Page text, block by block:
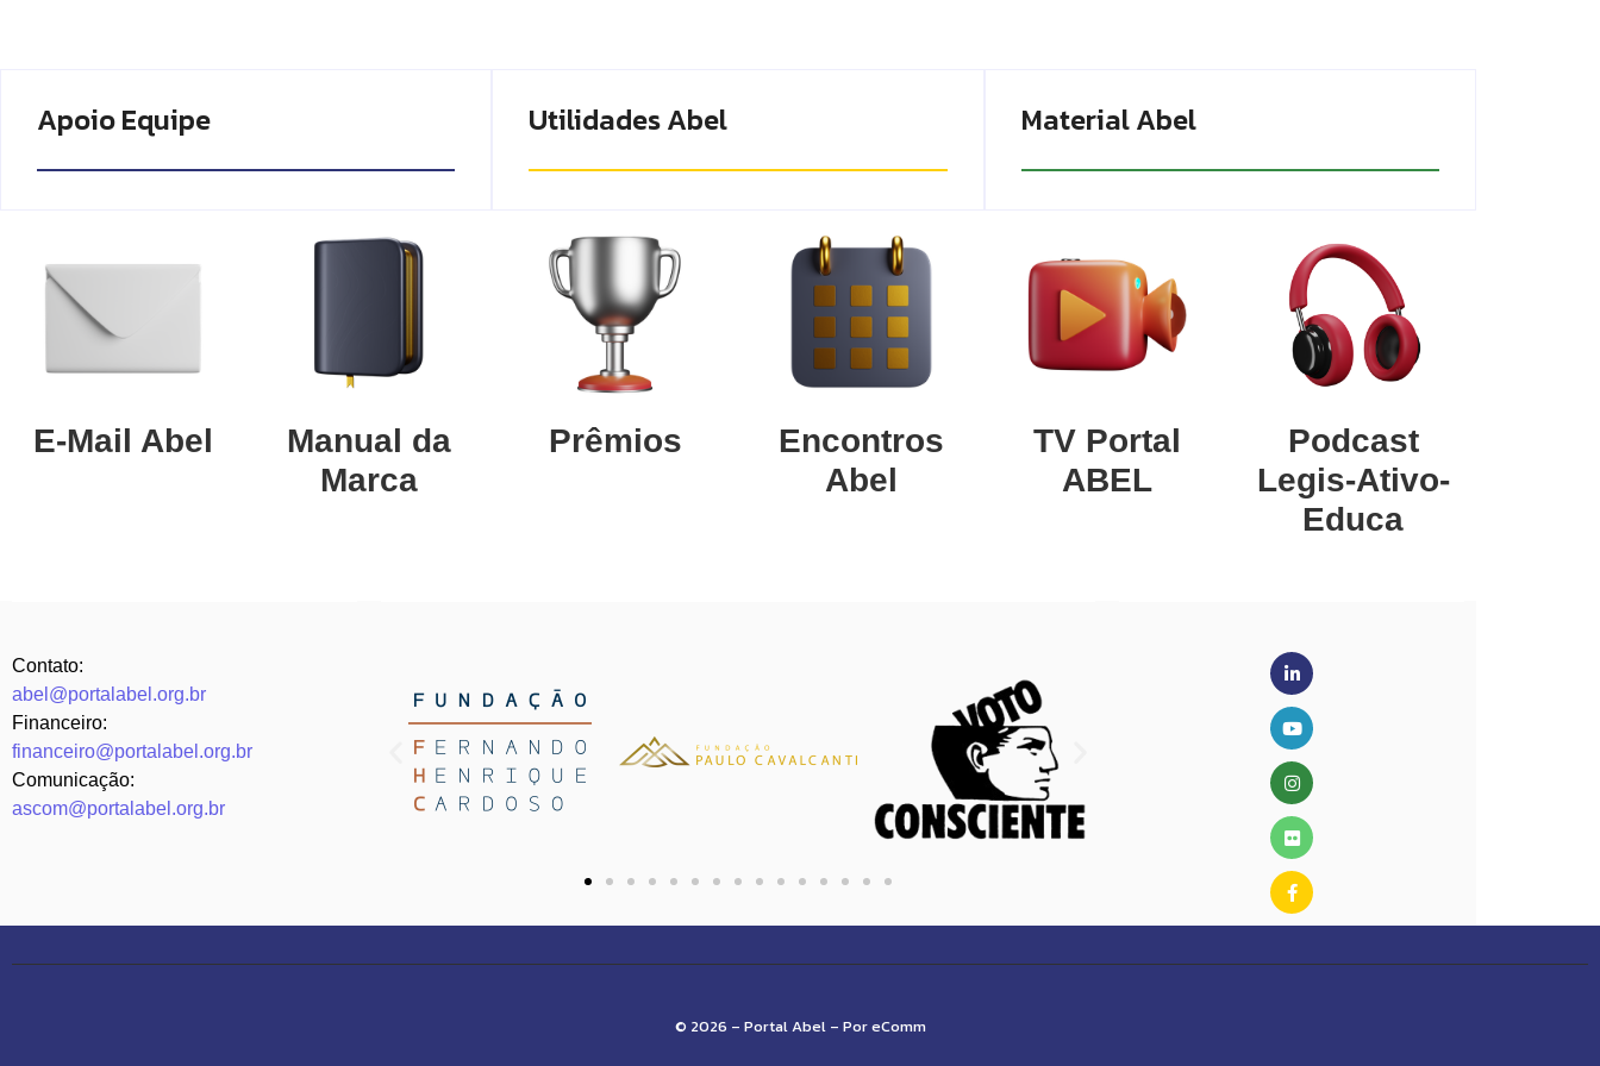
Apoio Equipe
E-Mail Abel
Manual da
Marca
Utilidades Abel
Prêmios
Encontros
Abel
Material Abel
TV Portal
ABEL
Podcast
Legis-Ativo-
Educa
Contato:
abel@portalabel.org.br
Financeiro:
financeiro@portalabel.org.br
Comunicação:
ascom@portalabel.org.br
© 2026 – Portal Abel – Por eComm